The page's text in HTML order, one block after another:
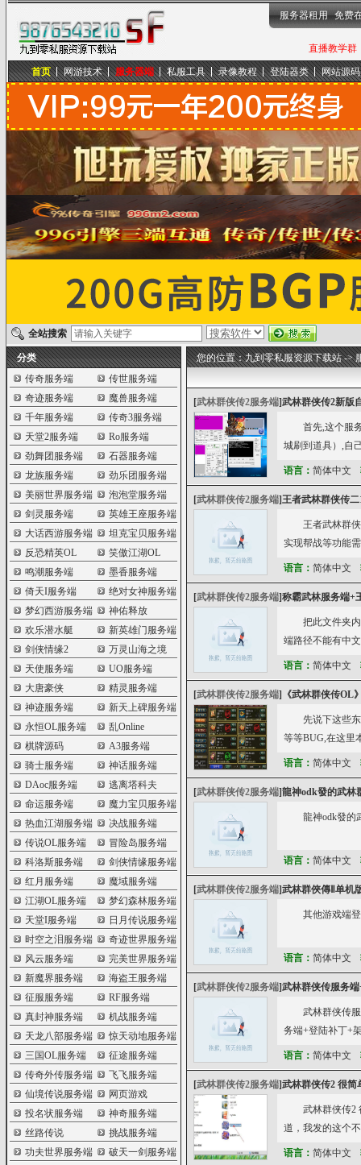
九到零私服资源下载站
直播教学群
服务器租用 免费
首页 网游技术 服务器端 私服工具 录像教程 登陆器类 网站源码
全站搜索
分类
传奇服务端
传世服务端
奇迹服务端
魔兽服务端
千年服务端
传奇3服务端
天堂2服务端
Ro服务端
劲舞团服务端
石器服务端
龙族服务端
劲乐团服务端
美丽世界服务端
泡泡堂服务端
剑灵服务端
英雄王座服务端
大话西游服务端
坦克宝贝服务端
反恐精英OL
笑傲江湖OL
鸣潮服务端
墨香服务端
倚天I服务端
绝对女神服务端
梦幻西游服务端
神佑释放
欢乐潜水艇
新英雄门服务端
剑侠情缘2
万灵山海之境
天使服务端
UO服务端
大唐豪侠
精灵服务端
神迹服务端
新天上碑服务端
永恒OL服务端
乱Online
棋牌源码
A3服务端
骑士服务端
神话服务端
DAoc服务端
逃离塔科夫
命运服务端
魔力宝贝服务端
热血江湖服务端
决战服务端
传说OL服务端
冒险岛服务端
科洛斯服务端
剑侠情缘服务端
红月服务端
魔域服务端
江湖OL服务端
梦幻森林服务端
天堂I服务端
日月传说服务端
时空之泪服务端
奇迹世界服务端
风云服务端
完美世界服务端
新魔界服务端
海盗王服务端
征服服务端
RF服务端
真封神服务端
机战服务端
天龙八部服务端
惊天动地服务端
三国OL服务端
征途服务端
传奇外传服务端
飞飞服务端
仙境传说服务端
网页游戏
投名状服务端
神奇服务端
丝路传说
挑战服务端
功夫世界服务端
破天一剑服务端
您的位置：九到零私服资源下载站->
[武林群侠传2服务端]武林群侠传2新版
首先,这个服
城刷到道具）,自
语言： 简体中文
[武林群侠传2服务端]王者武林群侠传
王者武林群
实现帮战等功能
语言： 简体中文
[武林群侠传2服务端]称霸武林服务端+
把此文件夹
端路径不能有中
语言： 简体中文
[武林群侠传2服务端] 《武林群侠传OL
先说下这些
等等BUG,在这里
语言： 简体中文
[武林群侠传2服务端]龍神odk發的武林
龍神odk發的
语言： 简体中文
[武林群侠传2服务端]武林群俠傳Ⅱ单机
其他游戏端
语言： 简体中文
[武林群侠传2服务端]武林群侠传服务
武林群侠传
务端+登陆补丁+
语言： 简体中文
[武林群侠传2服务端]武林群侠传2 很简
武林群侠传2
道，我发的这个
语言： 简体中文